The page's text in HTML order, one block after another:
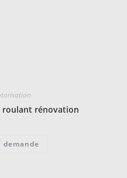
rénovation
demande